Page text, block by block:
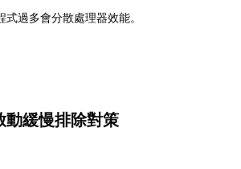
式過多會分散處理器效能。
動緩慢排除對策